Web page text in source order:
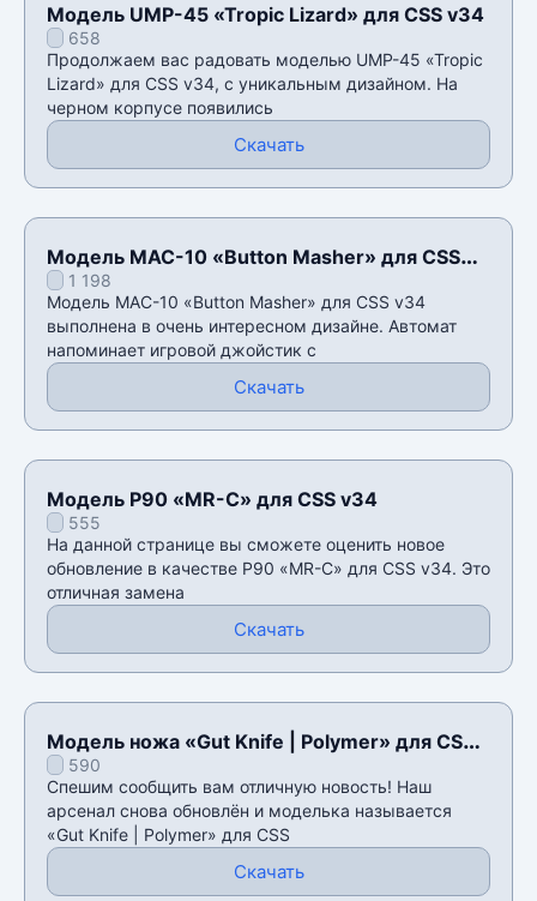
Модель UMP-45 «Tropic Lizard» для CSS v34
658
Продолжаем вас радовать моделью UMP-45 «Tropic
Lizard» для CSS v34, с уникальным дизайном. На
черном корпусе появились
Скачать
Модель MAC-10 «Button Masher» для CSS
v341 198
Модель MAC-10 «Button Masher» для CSS v34
выполнена в очень интересном дизайне. Автомат
напоминает игровой джойстик с
Скачать
Модель P90 «MR-C» для CSS v34
555
На данной странице вы сможете оценить новое
обновление в качестве P90 «MR-C» для CSS v34. Это
отличная замена
Скачать
Модель ножа «Gut Knife | Polymer» для CSS
v34590
Спешим сообщить вам отличную новость! Наш
арсенал снова обновлён и моделька называется
«Gut Knife | Polymer» для CSS
Скачать